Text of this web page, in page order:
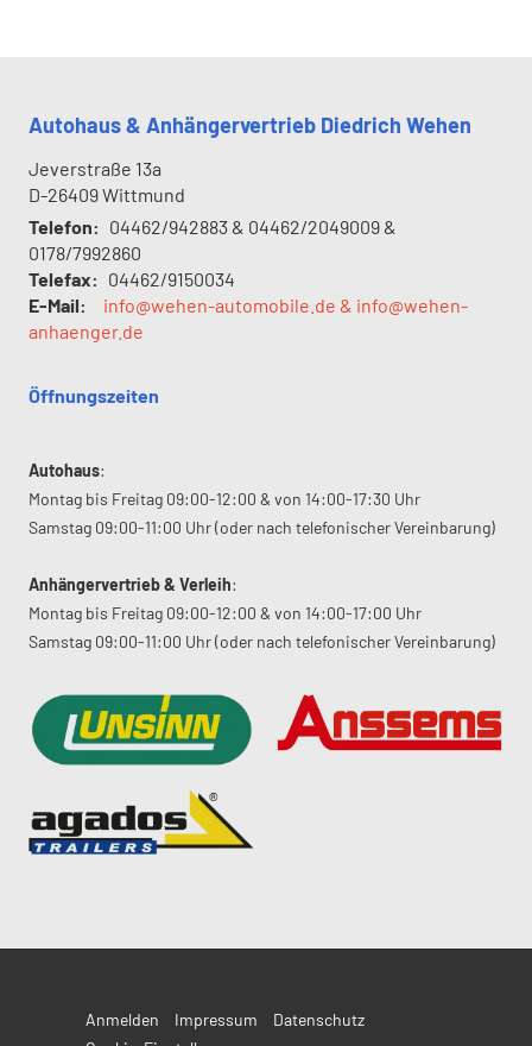
Autohaus & Anhängervertrieb Diedrich Wehen
Jeverstraße 13a
D-26409Wittmund
Telefon: 04462/942883 & 04462/2049009 &
0178/7992860
Telefax: 04462/9150034
E-Mail:
info@wehen-automobile.de & info@wehen-
anhaenger.de
Öffnungszeiten
Autohaus:
Montag bis Freitag 09:00-12:00 & von 14:00-17:30 Uhr
Samstag 09:00-11:00 Uhr (oder nach telefonischer Vereinbarung)
Anhängervertrieb & Verleih:
Montag bis Freitag 09:00-12:00 & von 14:00-17:00 Uhr
Samstag 09:00-11:00 Uhr (oder nach telefonischer Vereinbarung)
Anmelden Impressum
Datenschutz